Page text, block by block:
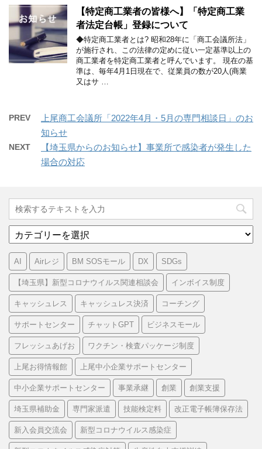
【特定商工業者の皆様へ】「特定商工業
者法定台帳」登録について
◆特定商工業者とは? 昭和28年に「商工会議所法」
が施行され、この法律の定めに従い一定基準以上の
商工業者を特定商工業者と呼んでいます。 現在の基
準は、毎年4月1日現在で、従業員の数が20人(商業
又はサ …
PREV
上尾商工会議所「2022年4月・5月の専門相談日」のお
知らせ
NEXT
【埼玉県からのお知らせ】事業所で感染者が発生した
場合の対応
テ
ゴ
リ
AI Airレジ BM SOSモール DX SDGs
【埼玉県】新型コロナウイルス関連相談会 インボイス制度
キャッシュレス キャッシュレス決済 コーチング
サポートセンター チャットGPT ビジネスモール
フレッシュあげお ワクチン・検査パッケージ制度
上尾お得情報館 上尾中小企業サポートセンター
中小企業サポートセンター 事業承継 創業 創業支援
埼玉県補助金 専門家派遣 技能検定料 改正電子帳簿保存法
新入会員交流会 新型コロナウイルス感染症